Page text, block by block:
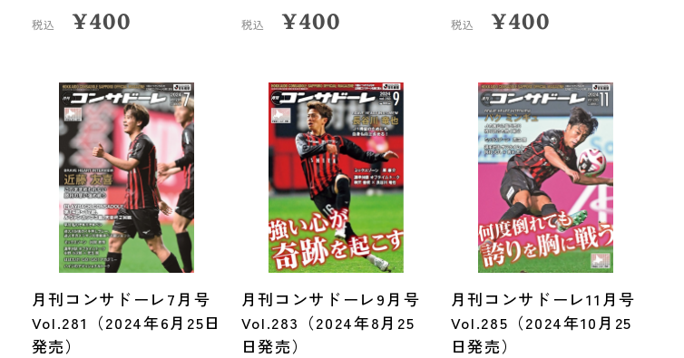
税込 ¥400 税込 ¥400 税込 ¥400
月刊コンサドーレ7月号
Vol.281（2024年6月25日
発売）
月刊コンサドーレ9月号
Vol.283（2024年8月25
日発売）
月刊コンサドーレ11月号
Vol.285（2024年10月25
日発売）